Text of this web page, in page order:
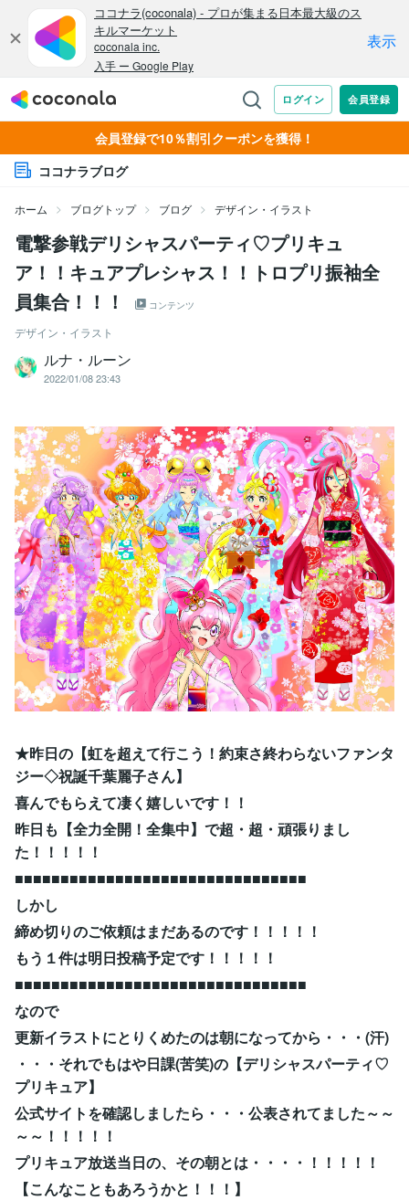
会員登録で10％割引クーポンを獲得！
ココナラブログ
ホーム ブログトップ ブログ デザイン・イラスト
電撃参戦デリシャスパーティ♡プリキュ
ア！！キュアプレシャス！！トロプリ振袖全
員集合！！！
コンテンツ
デザイン・イラスト
ルナ・ルーン
2022/01/08 23:43
★昨日の【虹を超えて行こう！約束さ終わらないファンタ
ジー◇祝誕千葉麗子さん】
喜んでもらえて凄く嬉しいです！！
昨日も【全力全開！全集中】で超・超・頑張りまし
た！！！！！
■■■■■■■■■■■■■■■■■■■■■■■■■■■■■■■■
しかし
締め切りのご依頼はまだあるのです！！！！！
もう１件は明日投稿予定です！！！！！
■■■■■■■■■■■■■■■■■■■■■■■■■■■■■■■■
なので
更新イラストにとりくめたのは朝になってから・・・(汗)
・・・それでもはや日課(苦笑)の【デリシャスパーティ♡
プリキュア】
公式サイトを確認しましたら・・・公表されてました～～
～～！！！！！
プリキュア放送当日の、その朝とは・・・・！！！！！
【こんなこともあろうかと！！！】